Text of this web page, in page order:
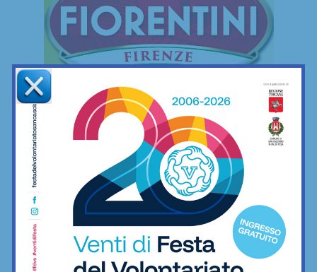
FREESTYLE
Le mie camminate mettendo ai piedi… il
minimo indispensabile
Freestyle 06/12/2022